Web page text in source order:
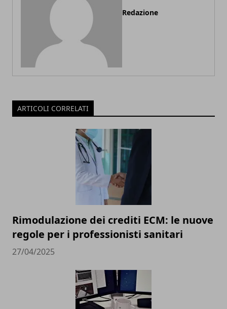
Redazione
ARTICOLI CORRELATI
Rimodulazione dei crediti ECM: le nuove
regole per i professionisti sanitari
27/04/2025